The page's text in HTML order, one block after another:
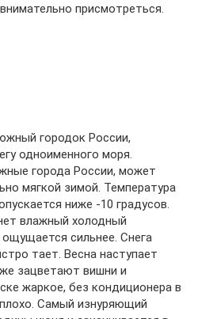
присмотреться.
городок России,
одноименного моря.
города России, может
мягкой зимой. Температура
ниже -10 градусов.
влажный холодный
сильнее. Снега
тает. Весна наступает
зацветают вишни и
жаркое, без кондиционера в
Самый изнуряющий